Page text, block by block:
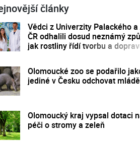
články
Vědci z Univerzity Palackého a
ČR odhalili dosud neznámý
jak rostliny řídí tvorbu a
Olomoucké zoo se podařilo
jediné v Česku odchovat mládě
Olomoucký kraj vypsal dotaci
péči o stromy a zeleň